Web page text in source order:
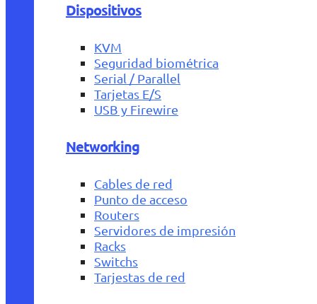
Dispositivos
KVM
Seguridad biométrica
Serial / Parallel
Tarjetas E/S
USB y Firewire
Networking
Cables de red
Punto de acceso
Routers
Servidores de impresión
Racks
Switchs
Tarjestas de red